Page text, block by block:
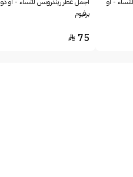
برفيوم
75
